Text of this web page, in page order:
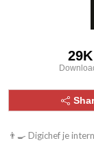
29K
👨‍🍳 Digichef je